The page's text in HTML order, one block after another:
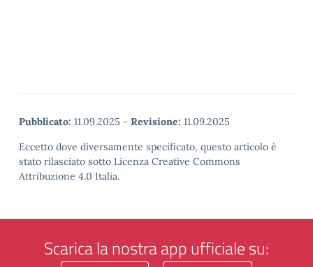
Pubblicato: 11.09.2025 - Revisione: 11.09.2025
Eccetto dove diversamente specificato, questo articolo è
stato rilasciato sotto Licenza Creative Commons
Attribuzione 4.0 Italia.
Scarica la nostra app ufficiale su: